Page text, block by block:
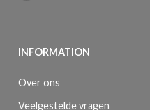
INFORMATION
Over ons
Veelgestelde vragen